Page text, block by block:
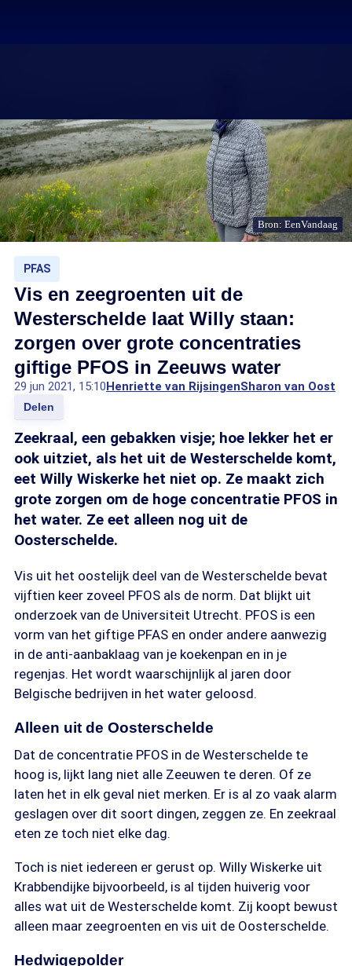
Bron: EenVandaag
PFAS
Vis en zeegroenten uit de
Westerschelde laat Willy staan:
zorgen over grote concentraties
giftige PFOS in Zeeuws water
29 jun 2021, 15:10Henriette van RijsingenSharon van Oost
Delen
Zeekraal, een gebakken visje; hoe lekker het er
ook uitziet, als het uit de Westerschelde komt,
eet Willy Wiskerke het niet op. Ze maakt zich
grote zorgen om de hoge concentratie PFOS in
het water. Ze eet alleen nog uit de
Oosterschelde.
Vis uit het oostelijk deel van de Westerschelde bevat
vijftien keer zoveel PFOS als de norm. Dat blijkt uit
onderzoek van de Universiteit Utrecht. PFOS is een
vorm van het giftige PFAS en onder andere aanwezig
in de anti-aanbaklaag van je koekenpan en in je
regenjas. Het wordt waarschijnlijk al jaren door
Belgische bedrijven in het water geloosd.
Alleen uit de Oosterschelde
Dat de concentratie PFOS in de Westerschelde te
hoog is, lijkt lang niet alle Zeeuwen te deren. Of ze
laten het in elk geval niet merken. Er is al zo vaak alarm
geslagen over dit soort dingen, zeggen ze. En zeekraal
eten ze toch niet elke dag.
Toch is niet iedereen er gerust op. Willy Wiskerke uit
Krabbendijke bijvoorbeeld, is al tijden huiverig voor
alles wat uit de Westerschelde komt. Zij koopt bewust
alleen maar zeegroenten en vis uit de Oosterschelde.
Hedwigepolder